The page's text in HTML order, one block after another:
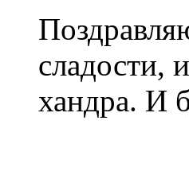
сладости,
хандра. И